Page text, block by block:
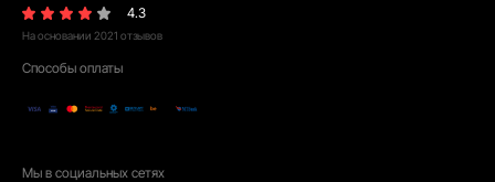
4.3
На основании 2021 отзывов
Способы оплаты
Мы в социальных сетях